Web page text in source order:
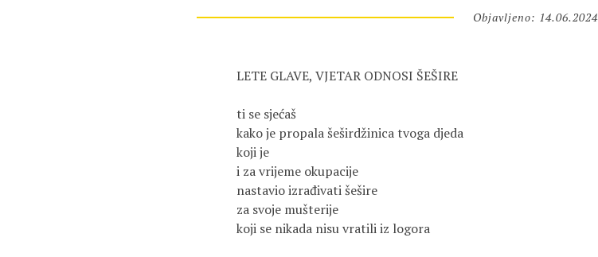
Objavljeno: 14.06.2024
LETE GLAVE, VJETAR ODNOSI ŠEŠIRE
ti se sjećaš
kako je propala šeširdžinica tvoga djeda
koji je
i za vrijeme okupacije
nastavio izrađivati šešire
za svoje mušterije
koji se nikada nisu vratili iz logora